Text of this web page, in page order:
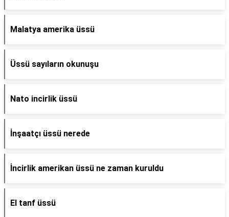
Malatya amerika üssü
Üssü sayıların okunuşu
Nato incirlik üssü
İnşaatçı üssü nerede
İncirlik amerikan üssü ne zaman kuruldu
El tanf üssü